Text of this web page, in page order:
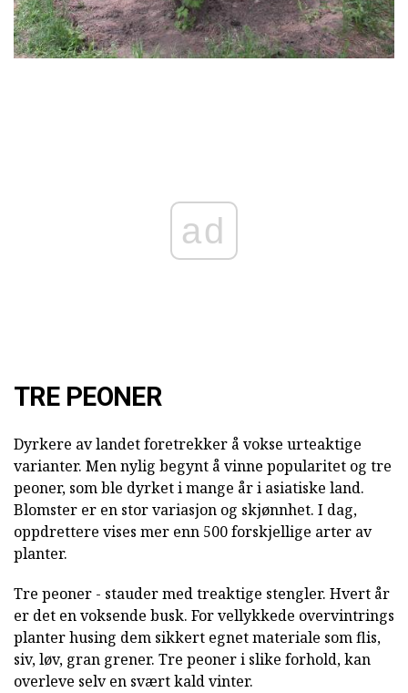
ad
TRE PEONER
Dyrkere av landet foretrekker å vokse urteaktige
varianter. Men nylig begynt å vinne popularitet og tre
peoner, som ble dyrket i mange år i asiatiske land.
Blomster er en stor variasjon og skjønnhet. I dag,
oppdrettere vises mer enn 500 forskjellige arter av
planter.
Tre peoner - stauder med treaktige stengler. Hvert år
er det en voksende busk. For vellykkede overvintrings
planter husing dem sikkert egnet materiale som flis,
siv, løv, gran grener. Tre peoner i slike forhold, kan
overleve selv en svært kald vinter.